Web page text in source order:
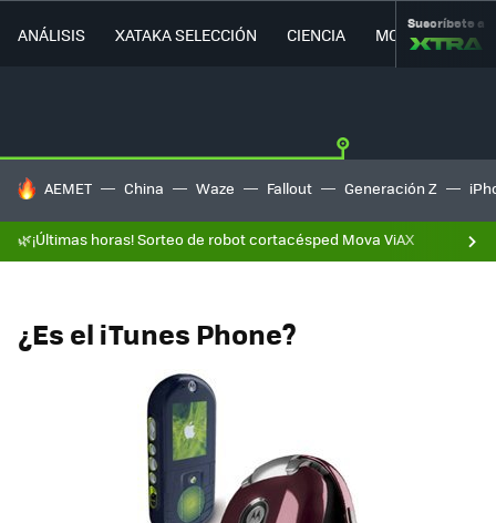
ANÁLISIS XATAKA SELECCIÓN CIENCIA MOVILIDAD
Suscríbete a
HOY SE HABLA DE
AEMET China Waze Fallout Generación Z
🌿¡Últimas horas! Sorteo de robot cortacésped Mova ViAX
¿Es el iTunes Phone?